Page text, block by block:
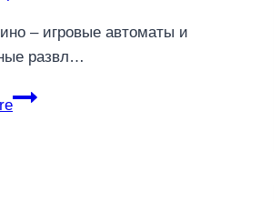
– игровые автоматы и
развл…
On-